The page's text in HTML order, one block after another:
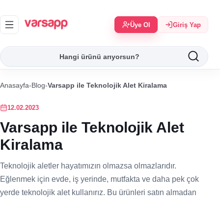
Üye Ol Giriş Yap
Anasayfa-Blog-Varsapp ile Teknolojik Alet Kiralama
12.02.2023
Varsapp ile Teknolojik Alet
Kiralama
Teknolojik aletler hayatımızın olmazsa olmazlarıdır.
Eğlenmek için evde, iş yerinde, mutfakta ve daha pek çok
yerde teknolojik alet kullanırız. Bu ürünleri satın almadan